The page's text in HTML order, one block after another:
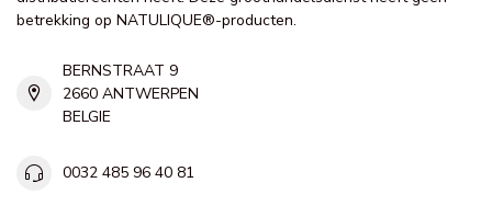
betrekking op NATULIQUE®-producten.
BERNSTRAAT 9
2660 ANTWERPEN
BELGIE
0032 485 96 40 81